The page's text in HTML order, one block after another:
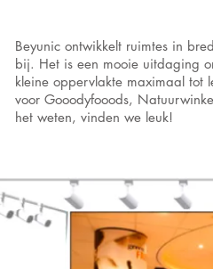
Beyunic ontwikkelt ruimtes in
bij. Het is een mooie uitdaging
kleine oppervlakte maximaal tot
voor Gooodyfooods,
het weten, vinden we leuk!